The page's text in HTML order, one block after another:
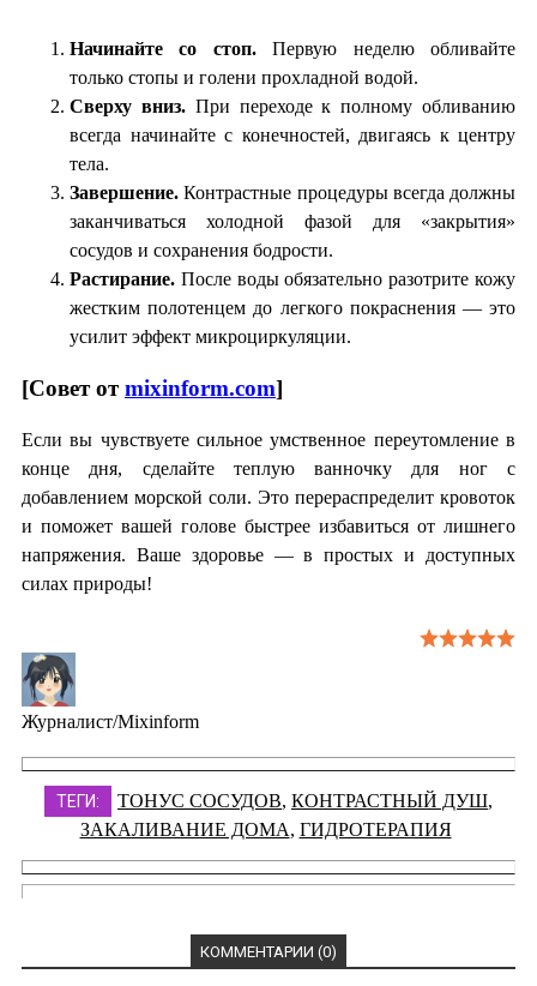
Начинайте со стоп.Первую неделю обливайте
только стопы и голени прохладной водой.
Сверху вниз.При переходе к полному обливанию
всегда начинайте с конечностей, двигаясь к центру
тела.
Завершение. Контрастные процедуры всегда должны
заканчиваться холодной фазой для «закрытия»
сосудов и сохранения бодрости.
Растирание. После воды обязательно разотрите кожу
жестким полотенцем до легкого покраснения — это
усилит эффект микроциркуляции.
[Совет отmixinform.com]
Если вы чувствуете сильное умственное переутомление в
конце дня, сделайте теплую ванночку для ног с
добавлением морской соли. Это перераспределит кровоток
и поможет вашей голове быстрее избавиться от лишнего
напряжения. Ваше здоровье — в простых и доступных
силах природы!
Журналист/Mixinform
ТЕГИ: ТОНУС СОСУДОВ, КОНТРАСТНЫЙ ДУШ,
ЗАКАЛИВАНИЕ ДОМА, ГИДРОТЕРАПИЯ
КОММЕНТАРИИ (0)